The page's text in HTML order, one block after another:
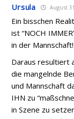
Ursula August
Ein bisschen
ist “NOCH
in der Mannschaft!
Daraus resultiert
die mangelnde
und Mannschaft
IHN zu
in Szene zu